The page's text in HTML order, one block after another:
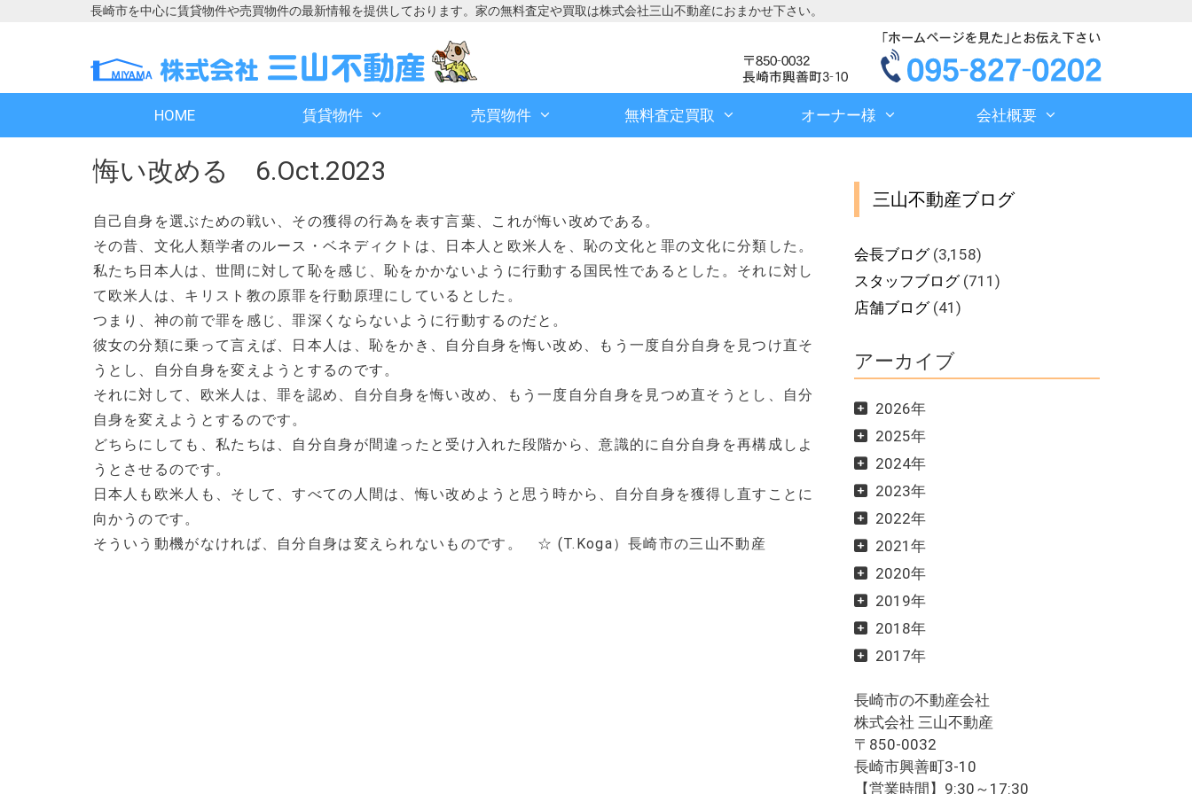
長崎市を中心に賃貸物件や売買物件の最新情報を提供しております。家の無料査定や買取は株式会社三山不動産におまかせ下さい。
ン
へ
ン
へ
HOME 賃貸物件 売買物件 無料査定買取 オーナー様 会社概要
悔い改める 6.Oct.2023
自己自身を選ぶための戦い、その獲得の行為を表す言葉、これが悔い改めである。
その昔、文化人類学者のルース・ベネディクトは、日本人と欧米人を、恥の文化と罪の文化に分類した。
私たち日本人は、世間に対して恥を感じ、恥をかかないように行動する国民性であるとした。それに対し
て欧米人は、キリスト教の原罪を行動原理にしているとした。
つまり、神の前で罪を感じ、罪深くならないように行動するのだと。
彼女の分類に乗って言えば、日本人は、恥をかき、自分自身を悔い改め、もう一度自分自身を見つけ直そ
うとし、自分自身を変えようとするのです。
それに対して、欧米人は、罪を認め、自分自身を悔い改め、もう一度自分自身を見つめ直そうとし、自分
自身を変えようとするのです。
どちらにしても、私たちは、自分自身が間違ったと受け入れた段階から、意識的に自分自身を再構成しよ
うとさせるのです。
日本人も欧米人も、そして、すべての人間は、悔い改めようと思う時から、自分自身を獲得し直すことに
向かうのです。
そういう動機がなければ、自分自身は変えられないものです。 ☆ (T.Koga）長崎市の三山不動産
三山不動産ブログ
会長ブログ(3,158)
スタッフブログ(711)
店舗ブログ(41)
アーカイブ
2026年
2025年
2024年
2023年
2022年
2021年
2020年
2019年
2018年
2017年
長崎市の不動産会社
株式会社 三山不動産
〒850-0032
長崎市興善町3-10
【営業時間】9:30～17:30